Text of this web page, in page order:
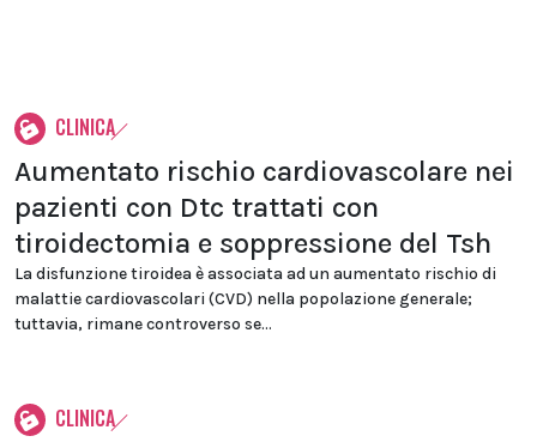
CLINICA
Aumentato rischio cardiovascolare nei
pazienti con Dtc trattati con
tiroidectomia e soppressione del Tsh
La disfunzione tiroidea è associata ad un aumentato rischio di
malattie cardiovascolari (CVD) nella popolazione generale;
tuttavia, rimane controverso se...
CLINICA